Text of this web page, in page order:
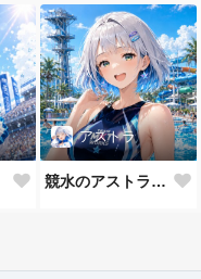
アストラ
競水のアストラだよ💕